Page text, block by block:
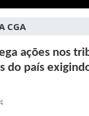
CGA
ações nos
do país